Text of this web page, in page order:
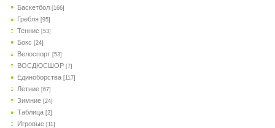
Баскетбол [166]
Гребля [95]
Теннис [53]
Бокс [24]
Велоспорт [53]
ВОСДЮСШОР [7]
Единоборства [117]
Летние [67]
Зимние [24]
Таблица [2]
Игровые [11]